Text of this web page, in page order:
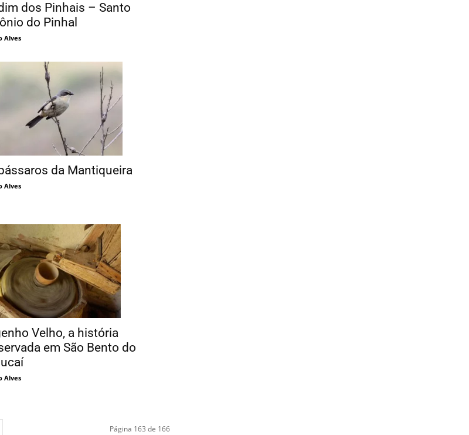
dos Pinhais – Santo
do Pinhal
Alves
da Mantiqueira
Alves
Velho, a história
em São Bento do
Alves
Página 163 de 166